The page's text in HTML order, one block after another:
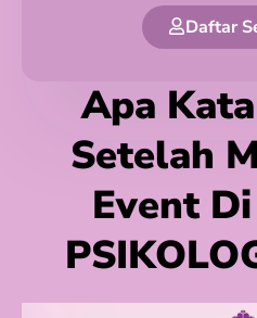
Daftar
Apa
Setelah
Event